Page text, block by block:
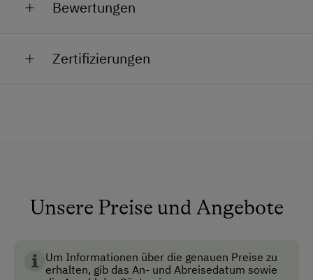
Brunnen vor der Hütte
Almhüttenvermietung
Klassische Almhütte
Bewertungen
Zertifizierungen
BIO AUSTRIA steht für kontrolliert biologische
Standards für Umwelt, Tierwohl und
Lebensmittelqualität.
Unsere Preise und Angebote
Um Informationen über die genauen Preise zu
erhalten, gib das An- und Abreisedatum sowie